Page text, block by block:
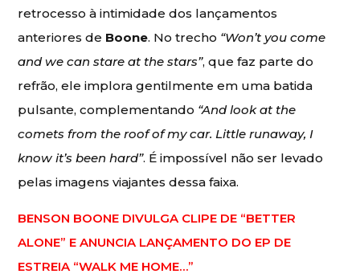
retrocesso à intimidade dos lançamentos
anteriores de Boone. No trecho “Won’t you come
and we can stare at the stars”, que faz parte do
refrão, ele implora gentilmente em uma batida
pulsante, complementando “And look at the
comets from the roof of my car. Little runaway, I
know it’s been hard”. É impossível não ser levado
pelas imagens viajantes dessa faixa.
BENSON BOONE DIVULGA CLIPE DE “BETTER
ALONE” E ANUNCIA LANÇAMENTO DO EP DE
ESTREIA “WALK ME HOME…”